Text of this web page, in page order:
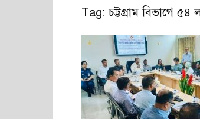
Tag: চট্টগ্রাম বিভাগে ৫৪